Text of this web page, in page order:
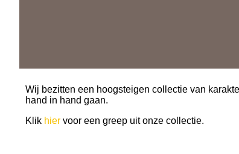
Wij bezitten een hoogsteigen collectie van
hand in hand gaan.
Klik hiervoor een greep uit onze collectie.